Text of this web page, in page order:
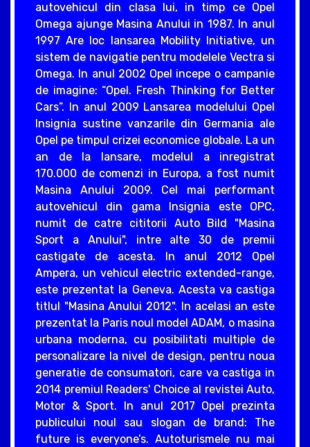
autovehicul din clasa lui, in timp ce Opel
Omega ajunge Masina Anului in 1987. In anul
1997 Are loc lansarea Mobility Initiative, un
sistem de navigatie pentru modelele Vectra si
Omega. In anul 2002 Opel incepe o campanie
de imagine: “Opel. Fresh Thinking for Better
Cars”. In anul 2009 Lansarea modelului Opel
Insignia sustine vanzarile din Germania ale
Opel pe timpul crizei economice globale. La un
an de la lansare, modelul a inregistrat
170.000 de comenzi in Europa, a fost numit
Masina Anului 2009. Cel mai performant
autovehicul din gama Insignia este OPC,
numit de catre cititorii Auto Bild "Masina
Sport a Anului", intre alte 30 de premii
castigate de acesta. In anul 2012 Opel
Ampera, un vehicul electric extended-range,
este prezentat la Geneva. Acesta va castiga
titlul "Masina Anului 2012". In acelasi an este
prezentat la Paris noul model ADAM, o masina
urbana moderna, cu posibilitati multiple de
personalizare la nivel de design, pentru noua
generatie de consumatori, care va castiga in
2014 premiul Readers' Choice al revistei Auto,
Motor & Sport. In anul 2017 Opel prezinta
publicului noul sau slogan de brand: The
future is everyone’s. Autoturismele nu mai